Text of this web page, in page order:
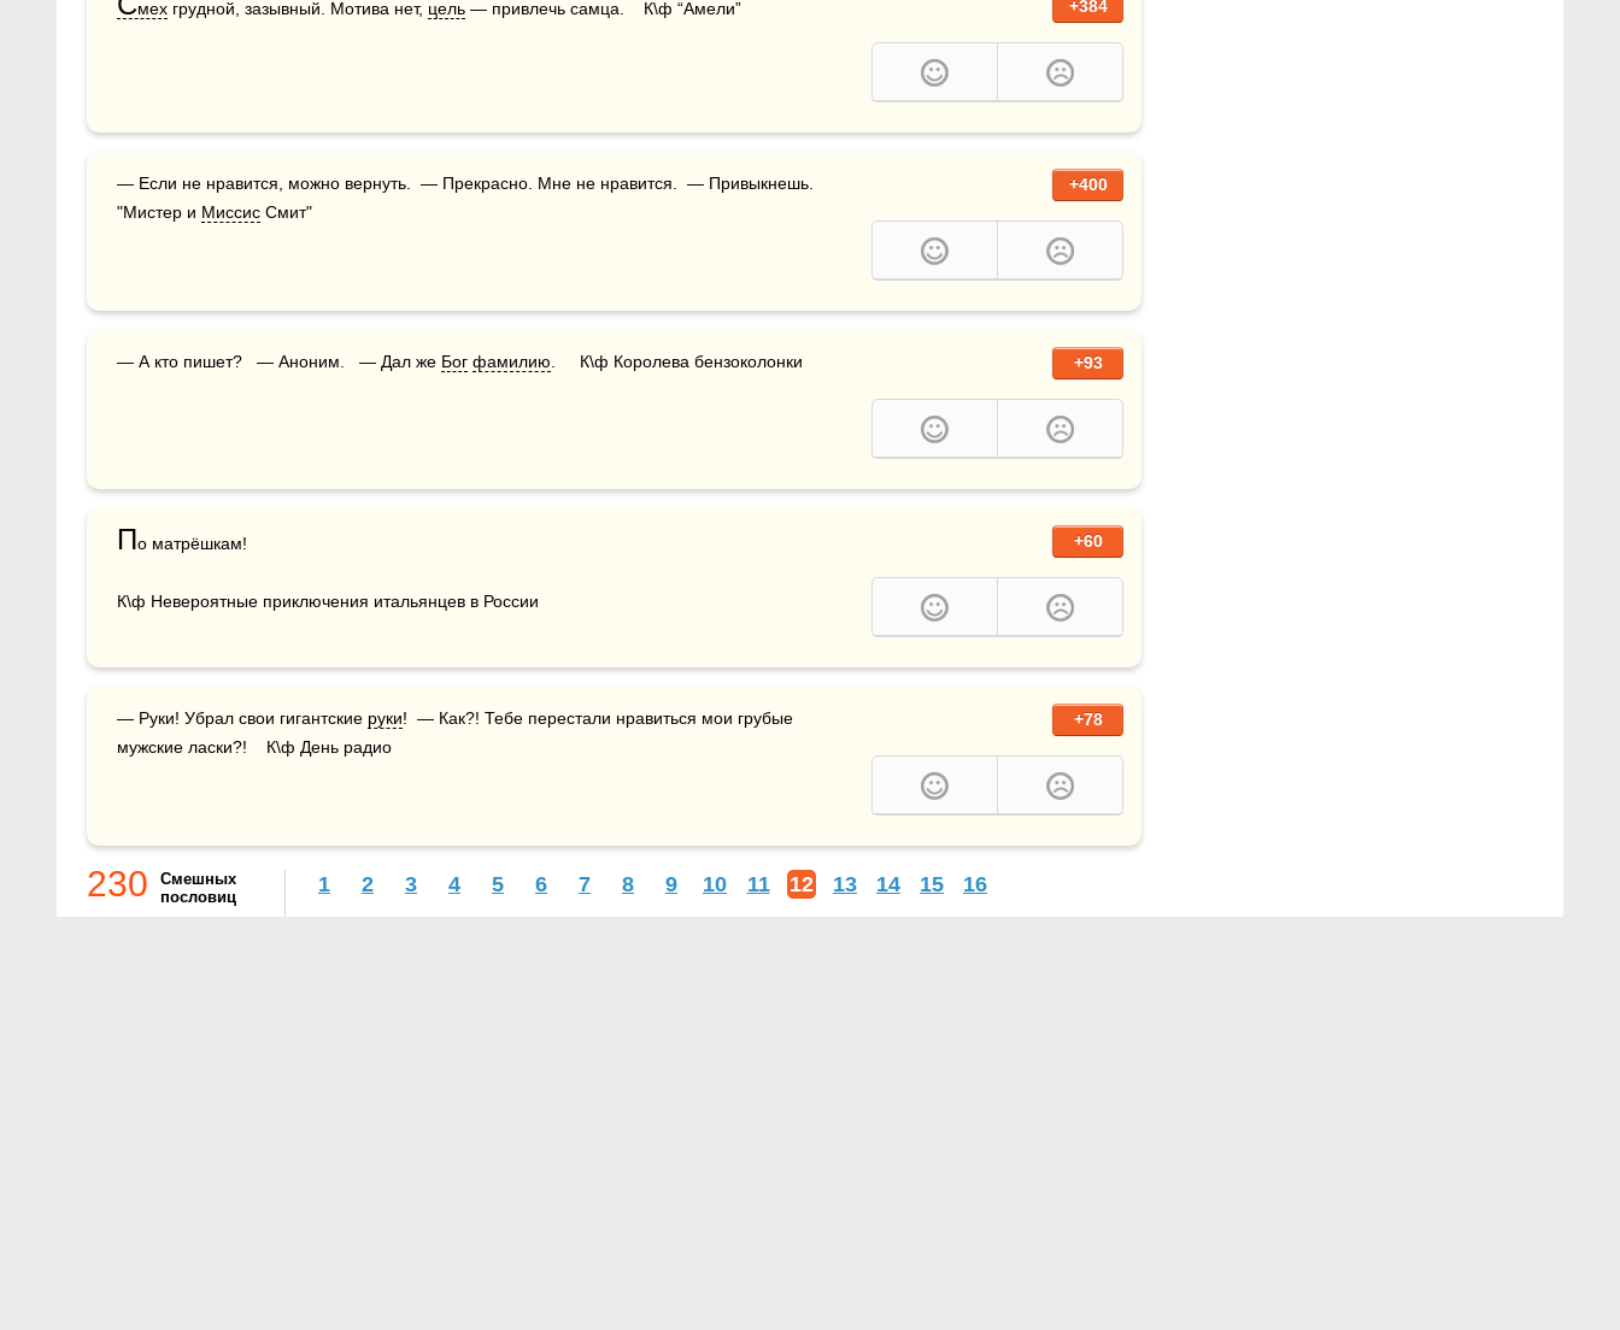
+384
мех грудной, зазывный. Мотива нет, цель — привлечь самца.    К\ф “Амели”
+400
— Если не нравится, можно вернуть.  — Прекрасно. Мне не нравится.  — Привыкнешь.
"Мистер и Миссис Смит"
+93
— А кто пишет?   — Аноним.   — Дал же Бог фамилию .     К\ф Королева бензоколонки
+60
По матрёшкам!
К\ф Невероятные приключения итальянцев в России
+78
— Руки! Убрал свои гигантские руки!  — Как?! Тебе перестали нравиться мои грубые
мужские ласки?!    К\ф День радио
230
Смешных
пословиц
1 2 3 4 5 6 7 8 9 10 11 12 13 14 15 16